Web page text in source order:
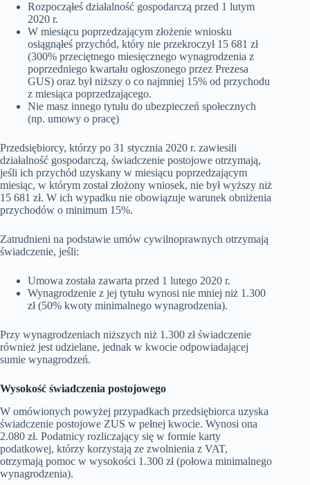
Rozpocząłeś działalność gospodarczą przed 1 lutym
2020 r.
W miesiącu poprzedzającym złożenie wniosku
osiągnąłeś przychód, który nie przekroczył 15 681 zł
(300% przeciętnego miesięcznego wynagrodzenia z
poprzedniego kwartału ogłoszonego przez Prezesa
GUS) oraz był niższy o co najmniej 15% od przychodu
z miesiąca poprzedzającego.
Nie masz innego tytułu do ubezpieczeń społecznych
(np. umowy o pracę)
Przedsiębiorcy, którzy po 31 stycznia 2020 r. zawiesili
działalność gospodarczą, świadczenie postojowe otrzymają,
jeśli ich przychód uzyskany w miesiącu poprzedzającym
miesiąc, w którym został złożony wniosek, nie był wyższy niż
15 681 zł. W ich wypadku nie obowiązuje warunek obniżenia
przychodów o minimum 15%.
Zatrudnieni na podstawie umów cywilnoprawnych otrzymają
świadczenie, jeśli:
Umowa została zawarta przed 1 lutego 2020 r.
Wynagrodzenie z jej tytułu wynosi nie mniej niż 1.300
zł (50% kwoty minimalnego wynagrodzenia).
Przy wynagrodzeniach niższych niż 1.300 zł świadczenie
również jest udzielane, jednak w kwocie odpowiadającej
sumie wynagrodzeń.
Wysokość świadczenia postojowego
W omówionych powyżej przypadkach przedsiębiorca uzyska
świadczenie postojowe ZUS w pełnej kwocie. Wynosi ona
2.080 zł. Podatnicy rozliczający się w formie karty
podatkowej, którzy korzystają ze zwolnienia z VAT,
otrzymają pomoc w wysokości 1.300 zł (połowa minimalnego
wynagrodzenia).